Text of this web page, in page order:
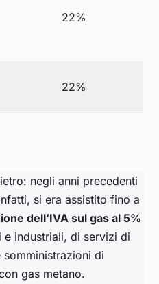
22%
22%
negli anni precedenti
si era assistito fino a
dell’IVA sul gas al 5%
industriali, di servizi di
di
gas metano.